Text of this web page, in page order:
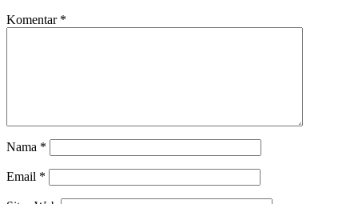
Komentar *
Nama *
Email *